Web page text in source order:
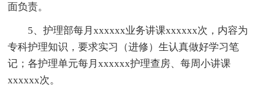
面负责。
5、护理部每月xxxxxx业务讲课xxxxxx次，内容为
专科护理知识，要求实习（进修）生认真做好学习笔
记；各护理单元每月xxxxxx护理查房、每周小讲课
xxxxxx次。